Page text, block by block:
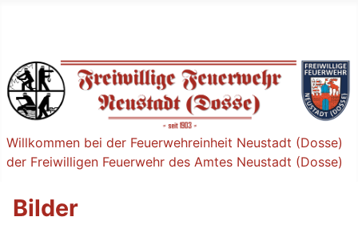
Willkommen bei der Feuerwehreinheit Neustadt (Dosse)
der Freiwilligen Feuerwehr des Amtes Neustadt (Dosse)
Bilder